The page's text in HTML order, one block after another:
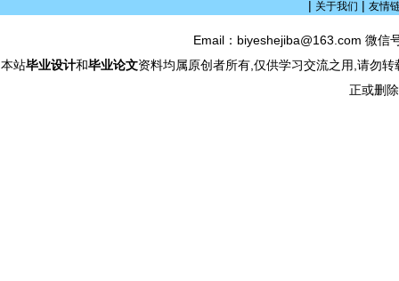
| 关于我们 | 友情
Email：biyeshejiba@163.com 微
本站毕业设计和毕业论文资料均属原创者所有,仅供学习交流之用,请勿
正或删